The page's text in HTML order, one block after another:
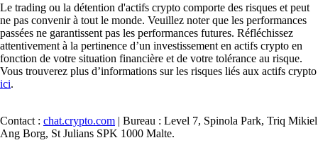
Le trading ou la détention d'actifs crypto comporte des risques et peut
ne pas convenir à tout le monde. Veuillez noter que les performances
passées ne garantissent pas les performances futures. Réfléchissez
attentivement à la pertinence d’un investissement en actifs crypto en
fonction de votre situation financière et de votre tolérance au risque.
Vous trouverez plus d’informations sur les risques liés aux actifs crypto
ici.
Contact : chat.crypto.com | Bureau : Level 7, Spinola Park, Triq Mikiel
Ang Borg, St Julians SPK 1000 Malte.